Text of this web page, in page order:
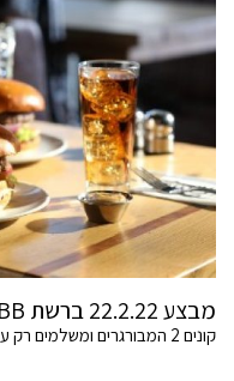
מבצע 22.2.22 ברשת BBB.
קונים 2 המבורגרים ומשלמים רק על 1! מסדרת ההמבורגרים הקלאסיים.